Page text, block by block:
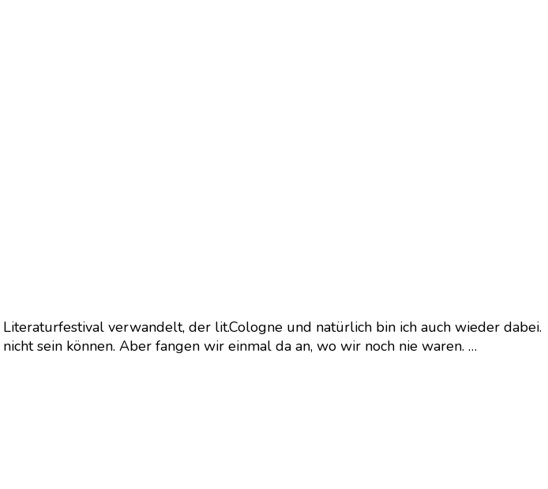
verwandelt, der lit.Cologne und natürlich bin ich auch wieder dabei.
sein können. Aber fangen wir einmal da an, wo wir noch nie waren. …